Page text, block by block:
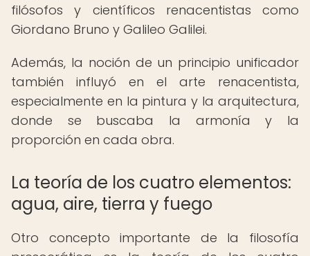
filósofos y científicos renacentistas como
Giordano Bruno y Galileo Galilei.
Además, la noción de un principio unificador
también influyó en el arte renacentista,
especialmente en la pintura y la arquitectura,
donde se buscaba la armonía y la
proporción en cada obra.
La teoría de los cuatro elementos:
agua, aire, tierra y fuego
Otro concepto importante de la filosofía